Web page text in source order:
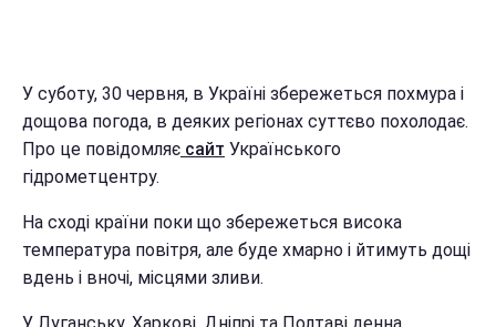
У суботу, 30 червня, в Україні збережеться похмура і
дощова погода, в деяких регіонах суттєво похолодає.
Про це повідомляє сайт Українського
гідрометцентру.
На сході країни поки що збережеться висока
температура повітря, але буде хмарно і йтимуть дощі
вдень і вночі, місцями зливи.